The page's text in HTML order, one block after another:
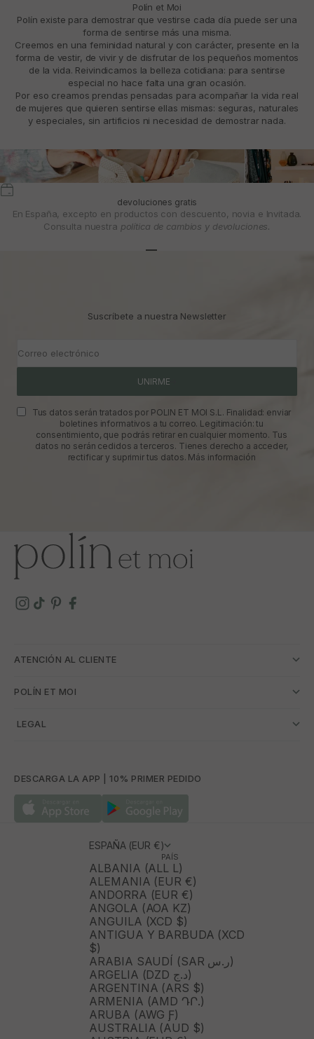
Polín et Moi
Polín existe para demostrar que vestirse cada día puede ser una
forma de sentirse más una misma.
Creemos en una feminidad natural y con carácter, presente en la
forma de vestir, de vivir y de disfrutar de los pequeños momentos
de la vida. Reivindicamos la belleza cotidiana: para sentirse
especial no hace falta una gran ocasión.
Por eso creamos prendas pensadas para acompañar la vida real
de mujeres que quieren sentirse ellas mismas: seguras, naturales
y especiales, sin artificios ni necesidad de demostrar nada.
devoluciones gratis
En España, excepto en productos con descuento, novia e Invitada.
Consulta nuestra política de cambios y devoluciones.
Suscríbete a nuestra Newsletter
Correo electrónico
UNIRME
Tus datos serán tratados por POLIN ET MOI S.L. Finalidad: enviar
boletines informativos a tu correo. Legitimación: tu
consentimiento, que podrás retirar en cualquier momento. Tus
datos no serán cedidos a terceros. Tienes derecho a acceder,
rectificar y suprimir tus datos. Más información
ATENCIÓN AL CLIENTE
POLÍN ET MOI
­ LEGAL
DESCARGA LA APP | 10% PRIMER PEDIDO
ESPAÑA (EUR €)
PAÍS
ALBANIA (ALL L)
ALEMANIA (EUR €)
ANDORRA (EUR €)
ANGOLA (AOA KZ)
ANGUILA (XCD $)
ANTIGUA Y BARBUDA (XCD
$)
ARABIA SAUDÍ (SAR ر.س)
ARGELIA (DZD د.ج)
ARGENTINA (ARS $)
ARMENIA (AMD ԴՐ.)
ARUBA (AWG Ƒ)
AUSTRALIA (AUD $)